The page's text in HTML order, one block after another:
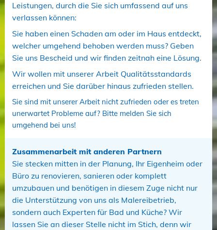
Leistungen, durch die Sie sich umfassend auf uns
verlassen können:
Sie haben einen Schaden am oder im Haus entdeckt,
welcher umgehend behoben werden muss? Geben
Sie uns Bescheid und wir finden zeitnah eine Lösung.
Wir wollen mit unserer Arbeit Qualitätsstandards
erreichen und Sie darüber hinaus zufrieden stellen.
Sie sind mit unserer Arbeit nicht zufrieden oder es treten
unerwartet Probleme auf? Bitte melden Sie sich
umgehend bei uns!
Zusammenarbeit mit anderen Partnern
Sie stecken mitten in der Planung, Ihr Eigenheim oder
Büro zu renovieren, sanieren oder komplett
umzubauen und benötigen in diesem Zuge nicht nur
die Unterstützung von uns als Malereibetrieb,
sondern auch Experten für Bad und Küche? Wir
lassen Sie an dieser Stelle nicht im Stich, denn wir